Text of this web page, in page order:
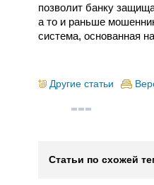
позволит банку
а то и раньше
система, основанная
Другие статьи
Статьи по схожей